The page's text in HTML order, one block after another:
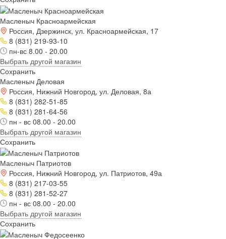
Масленыч Красноармейская
Россия, Дзержинск, ул. Красноармейская, 17
8 (831) 219-93-10
пн-вс 8.00 - 20.00
Выбрать другой магазин
Сохранить
Масленыч Деловая
Россия, Нижний Новгород, ул. Деловая, 8а
8 (831) 282-51-85
8 (831) 281-64-56
пн - вс 08.00 - 20.00
Выбрать другой магазин
Сохранить
Масленыч Патриотов
Россия, Нижний Новгород, ул. Патриотов, 49а
8 (831) 217-03-55
8 (831) 281-52-27
пн - вс 08.00 - 20.00
Выбрать другой магазин
Сохранить